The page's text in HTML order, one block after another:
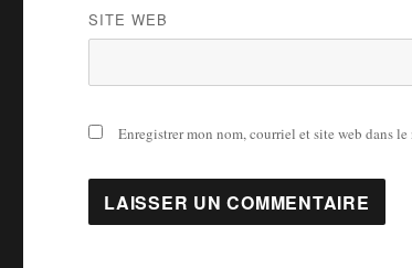
SITE WEB
Enregistrer mon nom, courriel et site web dans